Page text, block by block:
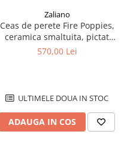
Zaliano
Ceas de perete Fire Poppies,
ceramica smaltuita, pictat
manual, 22,3 x 29,7 cm
570,00 Lei
ULTIMELE DOUA IN STOC
ADAUGA IN COS